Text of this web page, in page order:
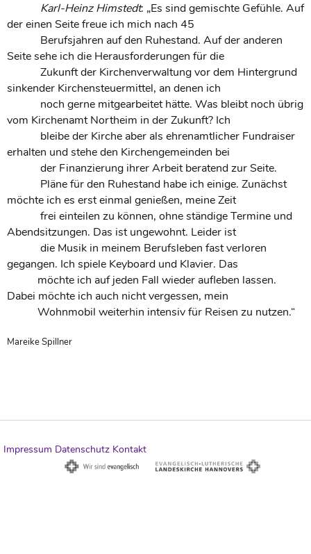
Karl-Heinz Himstedt: „Es sind gemischte Gefühle. Auf
der einen Seite freue ich mich nach 45
Berufsjahren auf den Ruhestand. Auf der anderen
Seite sehe ich die Herausforderungen für die
Zukunft der Kirchenverwaltung vor dem Hintergrund
sinkender Kirchensteuermittel, an denen ich
noch gerne mitgearbeitet hätte. Was bleibt noch übrig
vom Kirchenamt Northeim in der Zukunft? Ich
bleibe der Kirche aber als ehrenamtlicher Fundraiser
erhalten und stehe den Kirchengemeinden bei
der Finanzierung ihrer Arbeit beratend zur Seite.
Pläne für den Ruhestand habe ich einige. Zunächst
möchte ich es erst einmal genießen, meine Zeit
frei einteilen zu können, ohne ständige Termine und
Abendsitzungen. Das ist ungewohnt. Leider ist
die Musik in meinem Berufsleben fast verloren
gegangen. Ich spiele Keyboard und Klavier. Das
möchte ich auf jeden Fall wieder aufleben lassen.
Dabei möchte ich auch nicht vergessen, mein
Wohnmobil weiterhin intensiv für Reisen zu nutzen.“
Mareike Spillner
Impressum Datenschutz Kontakt